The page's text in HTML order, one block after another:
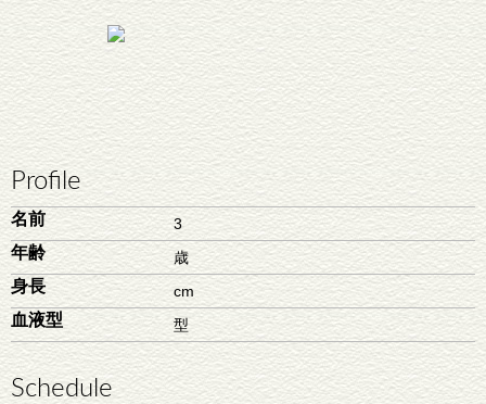
Profile
名前 3
年齢 歳
身長 cm
血液型 型
Schedule